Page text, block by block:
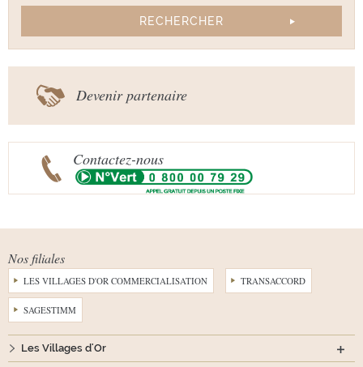
Devenir partenaire
Contactez-nous
Nos filiales
LES VILLAGES D'OR COMMERCIALISATION TRANSACCORD
SAGESTIMM
Les Villages d'Or